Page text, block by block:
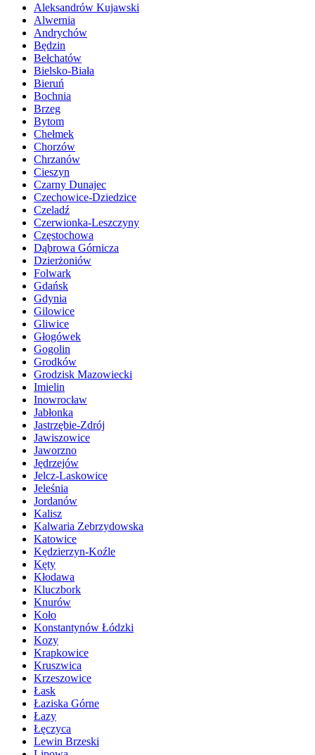
Aleksandrów Kujawski
Alwernia
Andrychów
Będzin
Bełchatów
Bielsko-Biała
Bieruń
Bochnia
Brzeg
Bytom
Chełmek
Chorzów
Chrzanów
Cieszyn
Czarny Dunajec
Czechowice-Dziedzice
Czeladź
Czerwionka-Leszczyny
Częstochowa
Dąbrowa Górnicza
Dzierżoniów
Folwark
Gdańsk
Gdynia
Gilowice
Gliwice
Głogówek
Gogolin
Grodków
Grodzisk Mazowiecki
Imielin
Inowrocław
Jabłonka
Jastrzębie-Zdrój
Jawiszowice
Jaworzno
Jędrzejów
Jelcz-Laskowice
Jeleśnia
Jordanów
Kalisz
Kalwaria Zebrzydowska
Katowice
Kędzierzyn-Koźle
Kęty
Kłodawa
Kluczbork
Knurów
Koło
Konstantynów Łódzki
Kozy
Krapkowice
Kruszwica
Krzeszowice
Łask
Łaziska Górne
Łazy
Łęczyca
Lewin Brzeski